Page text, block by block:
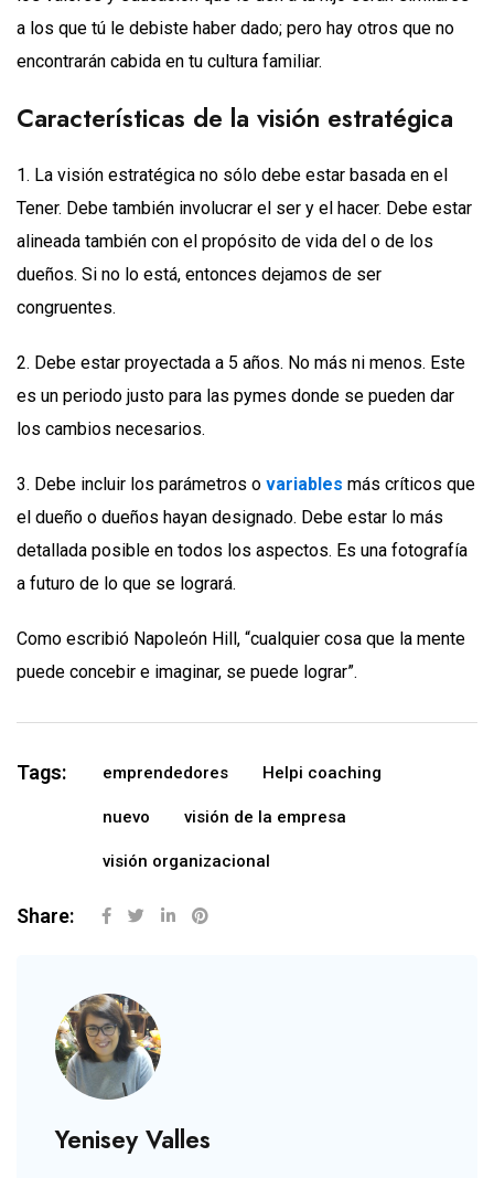
a los que tú le debiste haber dado; pero hay otros que no
encontrarán cabida en tu cultura familiar.
Características de la visión estratégica
1. La visión estratégica no sólo debe estar basada en el
Tener. Debe también involucrar el ser y el hacer. Debe estar
alineada también con el propósito de vida del o de los
dueños. Si no lo está, entonces dejamos de ser
congruentes.
2. Debe estar proyectada a 5 años. No más ni menos. Este
es un periodo justo para las pymes donde se pueden dar
los cambios necesarios.
3. Debe incluir los parámetros o variables más críticos que
el dueño o dueños hayan designado. Debe estar lo más
detallada posible en todos los aspectos. Es una fotografía
a futuro de lo que se logrará.
Como escribió Napoleón Hill, “cualquier cosa que la mente
puede concebir e imaginar, se puede lograr”.
Tags: emprendedores Helpi coaching
nuevo visión de la empresa
visión organizacional
Share:
Yenisey Valles